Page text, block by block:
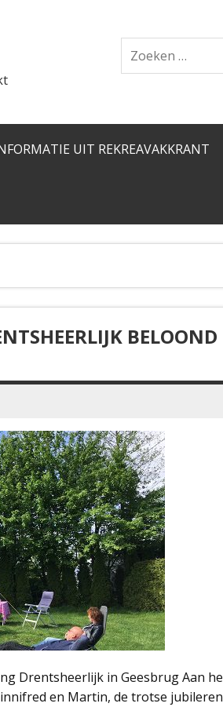
UIT REKREAVAKKRANT
Drentsheerlijk in Geesbrug Aan
en Martin, de trotse